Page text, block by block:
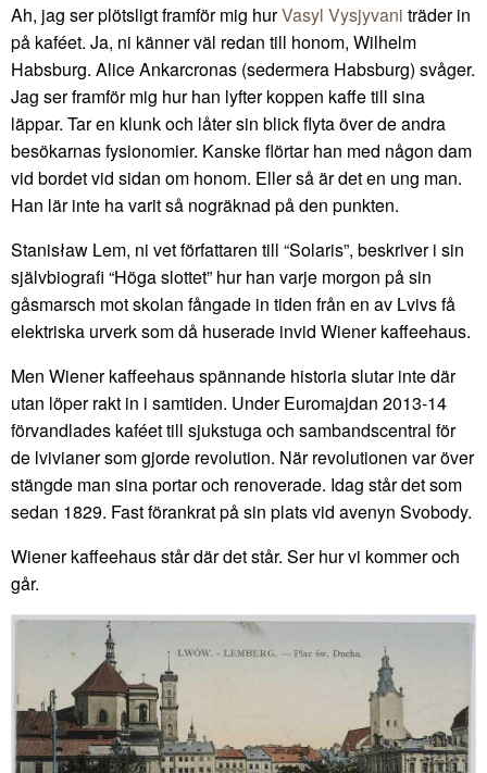
Ah, jag ser plötsligt framför mig hurVasyl Vysjyvani träder in
på kaféet. Ja, ni känner väl redan till honom, Wilhelm
Habsburg. Alice Ankarcronas (sedermera Habsburg) svåger.
Jag ser framför mig hur han lyfter koppen kaffe till sina
läppar. Tar en klunk och låter sin blick flyta över de andra
besökarnas fysionomier. Kanske flörtar han med någon dam
vid bordet vid sidan om honom. Eller så är det en ung man.
Han lär inte ha varit så nogräknad på den punkten.
Stanisław Lem, ni vet författaren till “Solaris”, beskriver i sin
självbiografi “Höga slottet” hur han varje morgon på sin
gåsmarsch mot skolan fångade in tiden från en av Lvivs få
elektriska urverk som då huserade invid Wiener kaffeehaus.
Men Wiener kaffeehaus spännande historia slutar inte där
utan löper rakt in i samtiden. Under Euromajdan 2013-14
förvandlades kaféet till sjukstuga och sambandscentral för
de lvivianer som gjorde revolution. När revolutionen var över
stängde man sina portar och renoverade. Idag står det som
sedan 1829. Fast förankrat på sin plats vid avenyn Svobody.
Wiener kaffeehaus står där det står. Ser hur vi kommer och
går.